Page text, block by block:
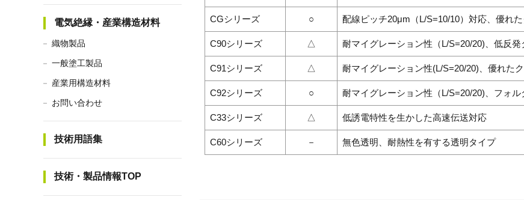
電気絶縁・産業構造材料
織物製品
一般塗工製品
産業用構造材料
お問い合わせ
技術用語集
技術・製品情報TOP
CGシリーズ ○ 配線ピッチ20μm（L/S=10/10）対応、優れ
C90シリーズ △ 耐マイグレーション性（L/S=20/20)、低反発
C91シリーズ △ 耐マイグレーション性(L/S=20/20)、優れた
C92シリーズ ○ 耐マイグレーション性（L/S=20/20)、フォ
C33シリーズ △ 低誘電特性を生かした高速伝送対応
C60シリーズ － 無色透明、耐熱性を有する透明タイプ